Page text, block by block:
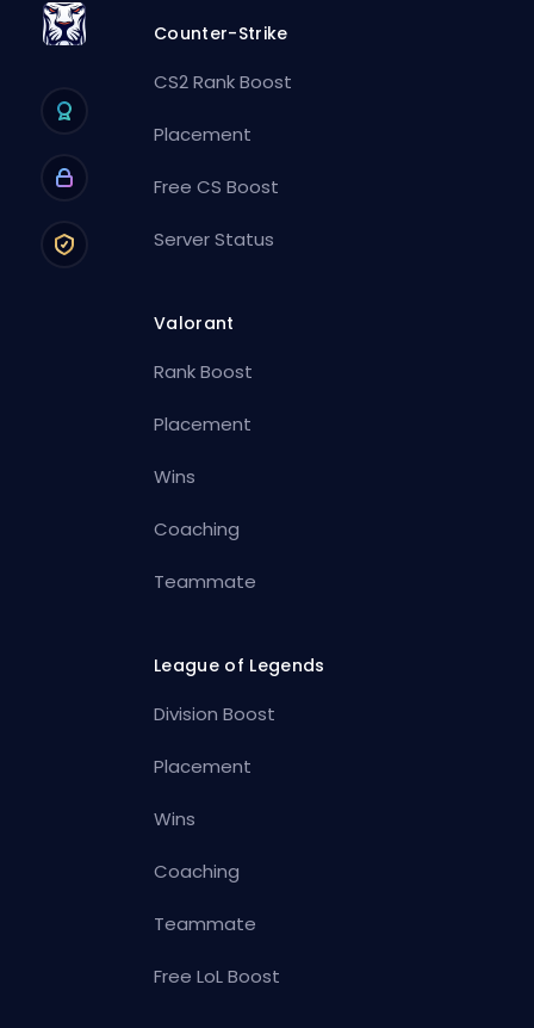
Counter-Strike
CS2 Rank Boost
Placement
Free CS Boost
Server Status
Valorant
Rank Boost
Placement
Wins
Coaching
Teammate
League of Legends
Division Boost
Placement
Wins
Coaching
Teammate
Free LoL Boost